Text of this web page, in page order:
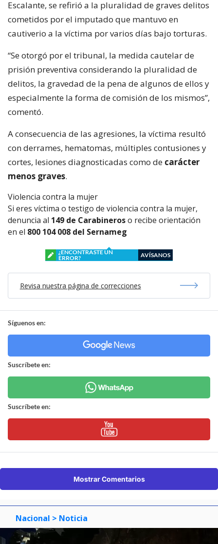
Escalante, se refirió a la pluralidad de graves delitos
cometidos por el imputado que mantuvo en
cautiverio a la víctima por varios días bajo torturas.
“Se otorgó por el tribunal, la medida cautelar de
prisión preventiva considerando la pluralidad de
delitos, la gravedad de la pena de algunos de ellos y
especialmente la forma de comisión de los mismos”,
comentó.
A consecuencia de las agresiones, la víctima resultó
con derrames, hematomas, múltiples contusiones y
cortes, lesiones diagnosticadas como de carácter
menos graves.
Violencia contra la mujer
Si eres víctima o testigo de violencia contra la mujer,
denuncia al 149 de Carabineroso recibe orientación
en el 800 104 008 del Sernameg
¿ENCONTRASTE UN
ERROR?
AVÍSANOS
Revisa nuestra página de correcciones
Síguenos en:
Suscríbete en:
Suscríbete en:
Mostrar Comentarios
Nacional > Noticia